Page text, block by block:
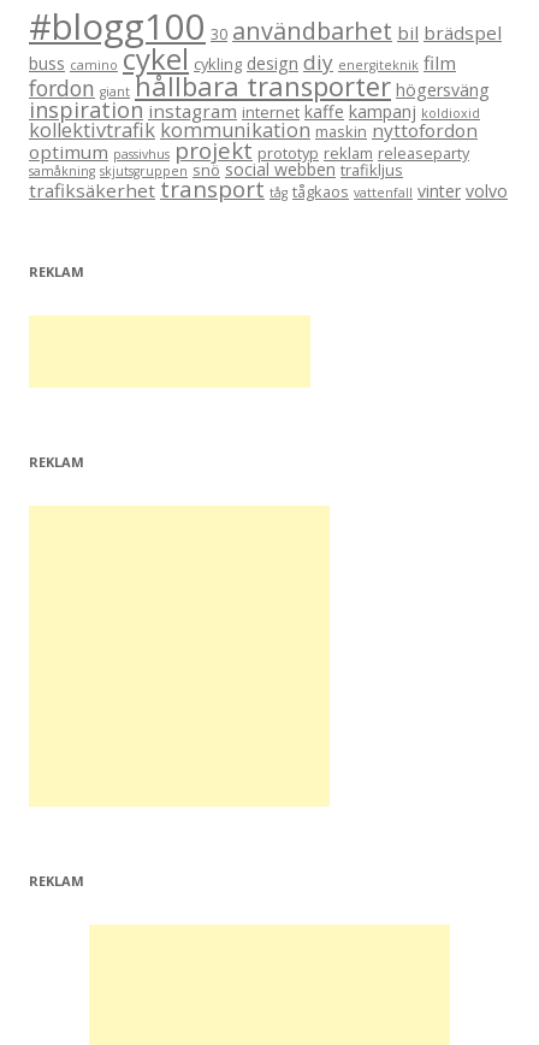
#blogg100 30 användbarhet bil brädspel
buss camino cykel cykling design diy energiteknik film
fordon giant hållbara transporter högersväng
inspiration instagram internet kaffe kampanj koldioxid
kollektivtrafikkommunikation maskin nyttofordon
optimum passivhus projekt prototyp reklam releaseparty
samåkning skjutsgruppen snö social webben trafikljus
trafiksäkerhet transport tåg tågkaos vattenfall vinter volvo
REKLAM
REKLAM
REKLAM